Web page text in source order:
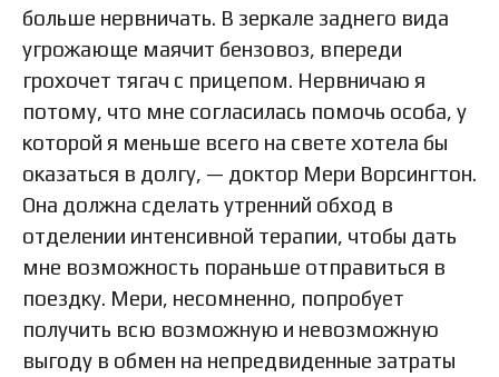
больше нервничать. В зеркале заднего вида
угрожающе маячит бензовоз, впереди
грохочет тягач с прицепом. Нервничаю я
потому, что мне согласилась помочь особа, у
которой я меньше всего на свете хотела бы
оказаться в долгу, — доктор Мери Ворсингтон.
Она должна сделать утренний обход в
отделении интенсивной терапии, чтобы дать
мне возможность пораньше отправиться в
поездку. Мери, несомненно, попробует
получить всю возможную и невозможную
выгоду в обмен на непредвиденные затраты